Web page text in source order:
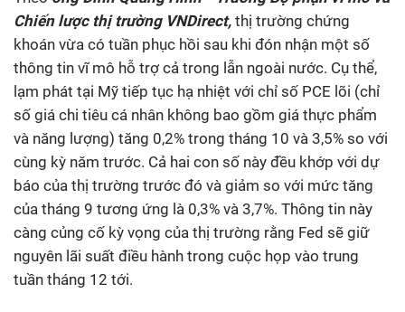
Chiến lược thị trường VNDirect, thị trường chứng
khoán vừa có tuần phục hồi sau khi đón nhận một số
thông tin vĩ mô hỗ trợ cả trong lẫn ngoài nước. Cụ thể,
lạm phát tại Mỹ tiếp tục hạ nhiệt với chỉ số PCE lõi (chỉ
số giá chi tiêu cá nhân không bao gồm giá thực phẩm
và năng lượng) tăng 0,2% trong tháng 10 và 3,5% so với
cùng kỳ năm trước. Cả hai con số này đều khớp với dự
báo của thị trường trước đó và giảm so với mức tăng
của tháng 9 tương ứng là 0,3% và 3,7%. Thông tin này
càng củng cố kỳ vọng của thị trường rằng Fed sẽ giữ
nguyên lãi suất điều hành trong cuộc họp vào trung
tuần tháng 12 tới.